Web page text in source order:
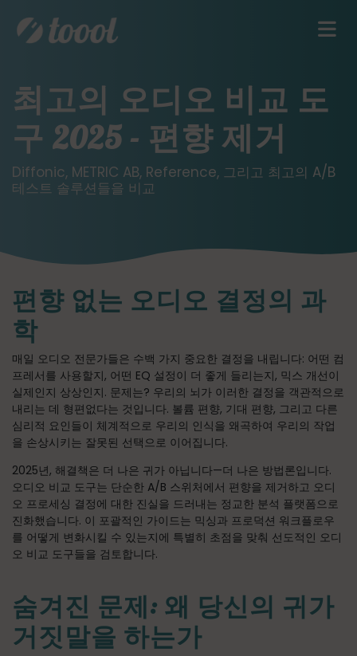
최고의 오디오 비교 도
구 2025 - 편향 제거
Diffonic, METRIC AB, Reference, 그리고 최고의 A/B
테스트 솔루션들을 비교
편향 없는 오디오 결정의 과
학
매일 오디오 전문가들은 수백 가지 중요한 결정을 내립니다: 어떤 컴
프레서를 사용할지, 어떤 EQ 설정이 더 좋게 들리는지, 믹스 개선이
실제인지 상상인지. 문제는? 우리의 뇌가 이러한 결정을 객관적으로
내리는 데 형편없다는 것입니다. 볼륨 편향, 기대 편향, 그리고 다른
심리적 요인들이 체계적으로 우리의 인식을 왜곡하여 우리의 작업
을 손상시키는 잘못된 선택으로 이어집니다.
2025년, 해결책은 더 나은 귀가 아닙니다—더 나은 방법론입니다.
오디오 비교 도구는 단순한 A/B 스위처에서 편향을 제거하고 오디
오 프로세싱 결정에 대한 진실을 드러내는 정교한 분석 플랫폼으로
진화했습니다. 이 포괄적인 가이드는 믹싱과 프로덕션 워크플로우
를 어떻게 변화시킬 수 있는지에 특별히 초점을 맞춰 선도적인 오디
오 비교 도구들을 검토합니다.
숨겨진 문제: 왜 당신의 귀가
거짓말을 하는가